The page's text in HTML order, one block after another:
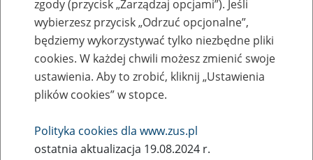
Świadczenia
Ustalanie uprawnień do świadczeń
zgody (przycisk „Zarządzaj opcjami”). Jeśli
wybierzesz przycisk „Odrzuć opcjonalne”,
będziemy wykorzystywać tylko niezbędne pliki
cookies. W każdej chwili możesz zmienić swoje
ustawienia. Aby to zrobić, kliknij „Ustawienia
plików cookies” w stopce.
Polityka cookies dla www.zus.pl
ostatnia aktualizacja 19.08.2024 r.